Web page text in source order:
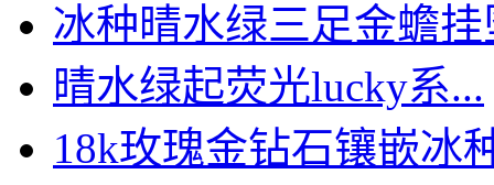
冰种晴水绿三足金蟾挂
晴水绿起荧光lucky系...
18k玫瑰金钻石镶嵌冰